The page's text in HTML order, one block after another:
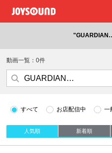
動画一覧：0件
すべて お店配信中 一
人気順 新着順